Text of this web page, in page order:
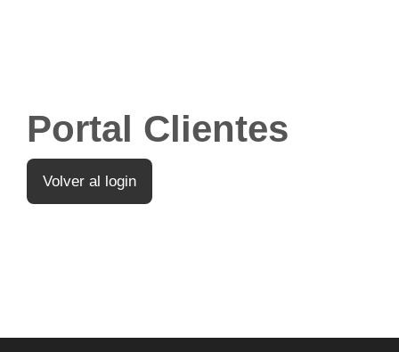
Portal Clientes
Volver al login